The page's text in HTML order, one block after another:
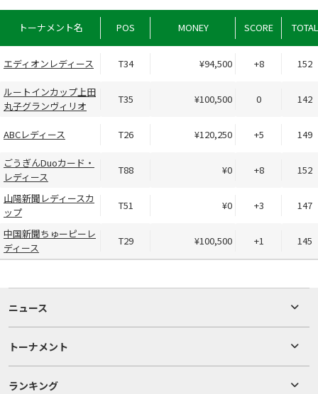
トーナメント名 POS MONEY SCORE TOTAL
エディオンレディース T34 ¥94,500 +8 152
ルートインカップ上田
丸子グランヴィリオ
T35 ¥100,500 0 142
ABCレディース T26 ¥120,250 +5 149
ごうぎんDuoカード・
レディース
T88 ¥0 +8 152
山陽新聞レディースカ
ップ
T51 ¥0 +3 147
中国新聞ちゅーピーレ
ディース
T29 ¥100,500 +1 145
ニュース
トーナメント
ランキング